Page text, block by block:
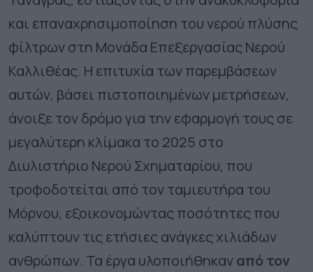
και επαναχρησιμοποίηση του νερού πλύσης
φίλτρων στη Μονάδα Επεξεργασίας Νερού
Καλλιθέας. Η επιτυχία των παρεμβάσεων
αυτών, βάσει πιστοποιημένων μετρήσεων,
άνοιξε τον δρόμο για την εφαρμογή τους σε
μεγαλύτερη κλίμακα το 2025 στο
Διυλιστήριο Νερού Σχηματαρίου, που
τροφοδοτείται από τον ταμιευτήρα του
Μόρνου, εξοικονομώντας ποσότητες που
καλύπτουν τις ετήσιες ανάγκες χιλιάδων
ανθρώπων. Τα έργα υλοποιήθηκαναπό τον